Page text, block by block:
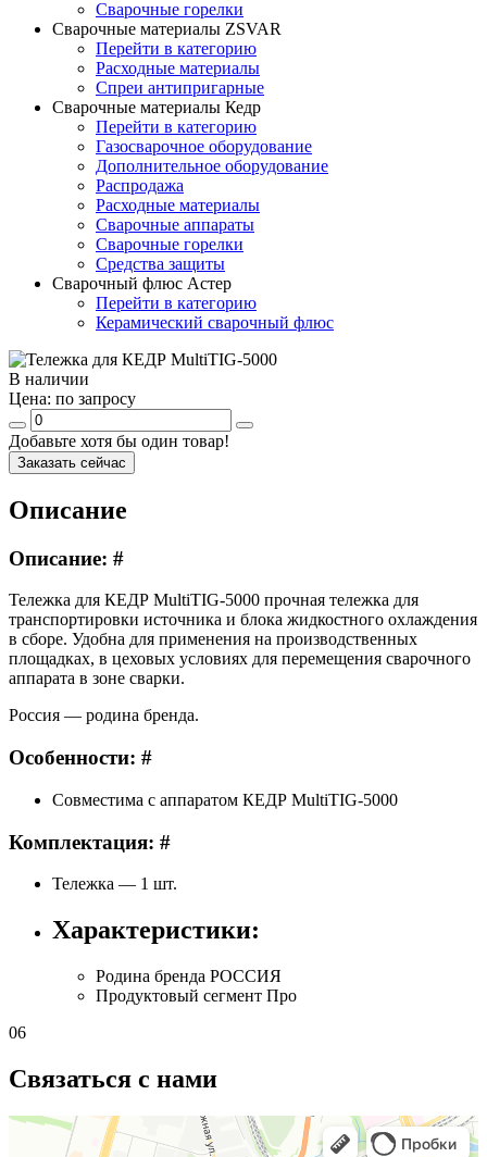
Сварочные горелки
Сварочные материалы ZSVAR
Перейти в категорию
Расходные материалы
Спреи антипригарные
Сварочные материалы Кедр
Перейти в категорию
Газосварочное оборудование
Дополнительное оборудование
Распродажа
Расходные материалы
Сварочные аппараты
Сварочные горелки
Средства защиты
Сварочный флюс Астер
Перейти в категорию
Керамический сварочный флюс
В наличии
Цена: по запросу
Добавьте хотя бы один товар!
Заказать сейчас
Описание
Описание: #
Тележка для КЕДР MultiTIG-5000 прочная тележка для
транспортировки источника и блока жидкостного охлаждения
в сборе. Удобна для применения на производственных
площадках, в цеховых условиях для перемещения сварочного
аппарата в зоне сварки.
Россия — родина бренда.
Особенности: #
Совместима с аппаратом КЕДР MultiТIG-5000
Комплектация: #
Тележка — 1 шт.
Характеристики:
Родина бренда РОССИЯ
Продуктовый сегмент Про
06
Связаться с нами